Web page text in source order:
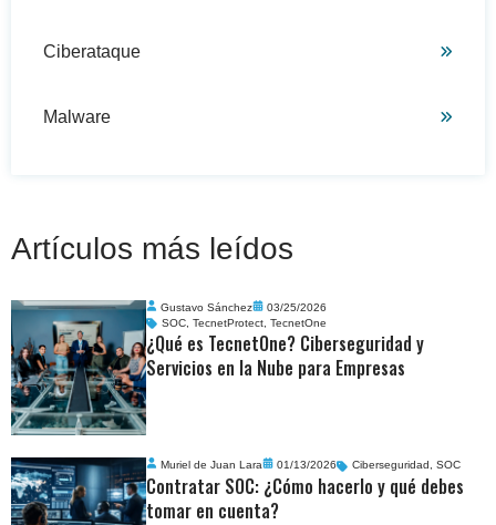
Ciberataque
Malware
Artículos más leídos
Gustavo Sánchez
03/25/2026
SOC,TecnetProtect,TecnetOne
¿Qué es TecnetOne? Ciberseguridad y
Servicios en la Nube para Empresas
Muriel de Juan Lara 01/13/2026 Ciberseguridad ,SOC
Contratar SOC: ¿Cómo hacerlo y qué debes
tomar en cuenta?